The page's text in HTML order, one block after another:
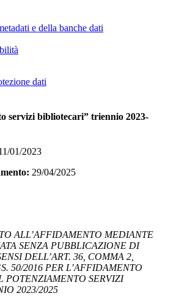
e della banche dati
dati
servizi bibliotecari” triennio 2023-
01/2023
29/04/2025
ALL’AFFIDAMENTO MEDIANTE
SENZA PUBBLICAZIONE DI
DELL’ART. 36, COMMA 2,
50/2016 PER L’AFFIDAMENTO
POTENZIAMENTO SERVIZI
2023/2025